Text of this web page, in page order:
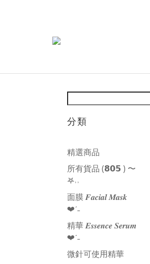
分類
精選商品
所有貨品 (𝟴𝟬𝟱 ) 〜
𖤐˒˒‪‪
面膜 𝑭𝒂𝒄𝒊𝒂𝒍 𝑴𝒂𝒔𝒌
❤︎‬ˊ‪‪˗
精華 𝑬𝒔𝒔𝒆𝒏𝒄𝒆 𝑺𝒆𝒓𝒖𝒎
❤︎‬ˊ‪‪˗
微針可使用精華